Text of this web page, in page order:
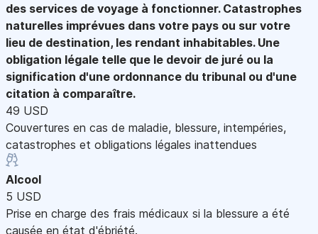
des services de voyage à fonctionner. Catastrophes
naturelles imprévues dans votre pays ou sur votre
lieu de destination, les rendant inhabitables. Une
obligation légale telle que le devoir de juré ou la
signification d'une ordonnance du tribunal ou d'une
citation à comparaître.
49 USD
Couvertures en cas de maladie, blessure, intempéries,
catastrophes et obligations légales inattendues
Alcool
5 USD
Prise en charge des frais médicaux si la blessure a été
causée en état d'ébriété.